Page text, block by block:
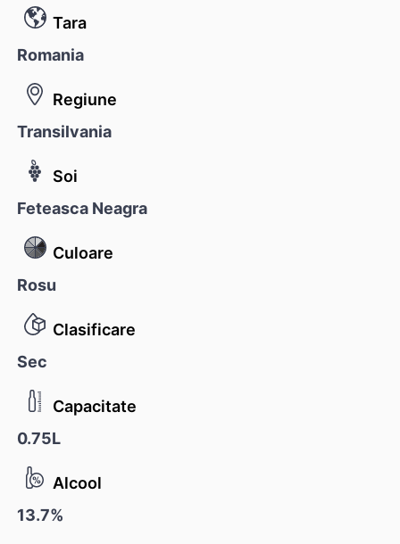
Tara
Romania
Regiune
Transilvania
Soi
Feteasca Neagra
Culoare
Rosu
Clasificare
Sec
Capacitate
0.75L
Alcool
13.7%